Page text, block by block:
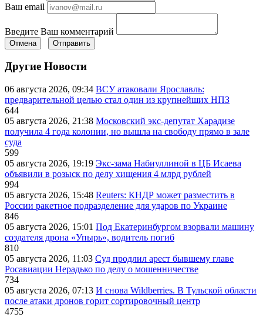
Ваш email
Введите Ваш комментарий
Отмена Отправить
Другие Новости
06 августа 2026, 09:34 ВСУ атаковали Ярославль:
предварительной целью стал один из крупнейших НПЗ
644
05 августа 2026, 21:38 Московский экс-депутат Харадизе
получила 4 года колонии, но вышла на свободу прямо в зале
суда
599
05 августа 2026, 19:19 Экс-зама Набиуллиной в ЦБ Исаева
объявили в розыск по делу хищения 4 млрд рублей
994
05 августа 2026, 15:48 Reuters: КНДР может разместить в
России ракетное подразделение для ударов по Украине
846
05 августа 2026, 15:01 Под Екатеринбургом взорвали машину
создателя дрона «Упырь», водитель погиб
810
05 августа 2026, 11:03 Суд продлил арест бывшему главе
Росавиации Нерадько по делу о мошенничестве
734
05 августа 2026, 07:13 И снова Wildberries. В Тульской области
после атаки дронов горит сортировочный центр
4755